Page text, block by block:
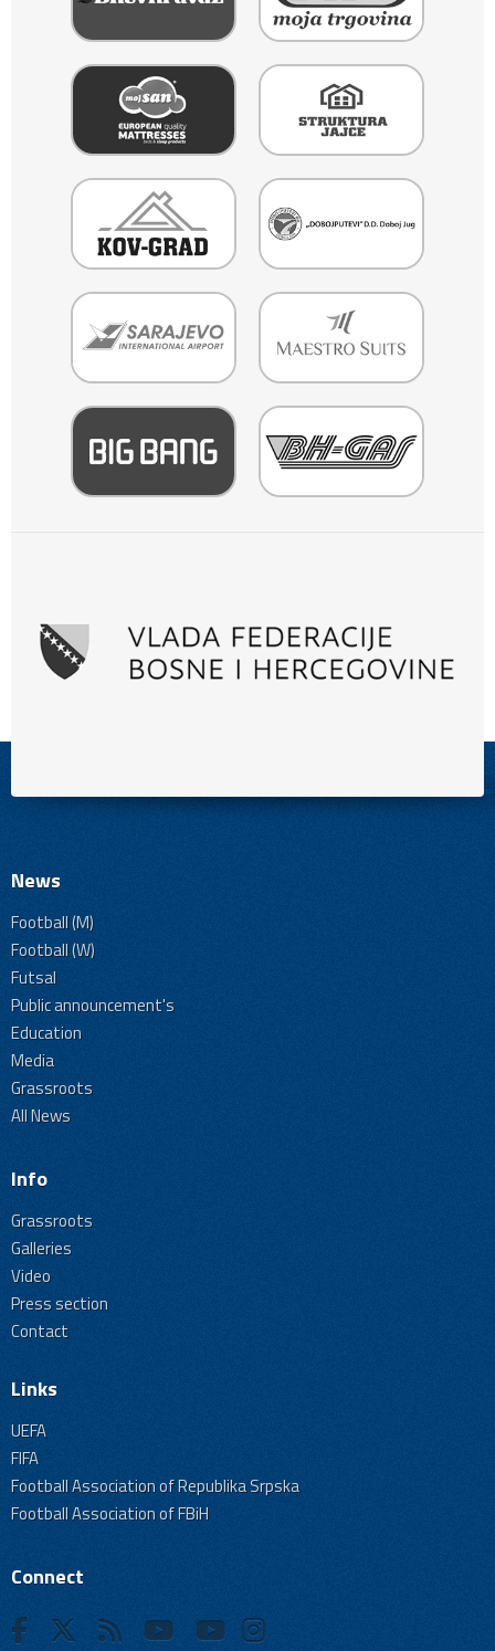
News
Football (M)
Football (W)
Futsal
Public announcement's
Education
Media
Grassroots
All News
Info
Grassroots
Galleries
Video
Press section
Contact
Links
UEFA
FIFA
Football Association of Republika Srpska
Football Association of FBiH
Connect